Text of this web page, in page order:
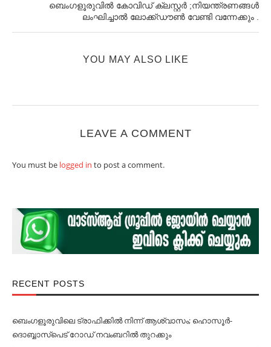
ബെംഗളൂരുവിൽ കോവിഡ് ക്ലസ്റ്റർ ;നിയന്ത്രണങ്ങൾ
ലംഘിച്ചാൽ ലോക്ക്ഡൗൺ വേണ്ടി വന്നേക്കും .
YOU MAY ALSO LIKE
LEAVE A COMMENT
You must be logged in to post a comment.
RECENT POSTS
ബെംഗളൂരുവിലെ ട്രാഫിക്കില്‍ നിന്ന് ആശ്വാസം; ഹൊസൂര്‍-
ദൊബ്ബാസ്പെട് റോഡ് നവംബറില്‍ തുറക്കും